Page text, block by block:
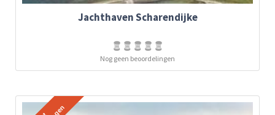
Jachthaven Scharendijke
Nog geen beoordelingen